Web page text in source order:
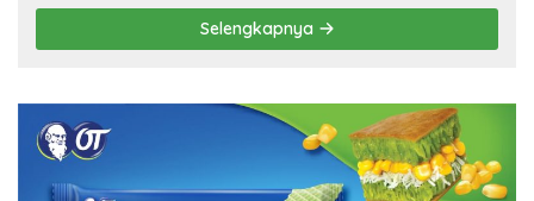
Selengkapnya